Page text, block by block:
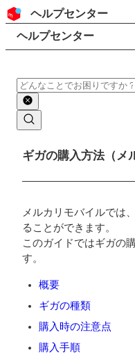
コンテンツにスキップ
ヘッダー
ヘルプセンター
検索
パンくずリスト
ヘルプセンター
検索
メインコンテン
ギガの購入方法（メ
メルカリモバイルでは
ることができます。
このガイドではギガの
す。
概要
ギガの種類
購入時の注意点
購入手順